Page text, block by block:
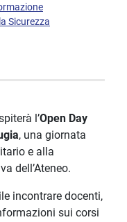
Sicurezza
l’Open Day
, una giornata
e alla
dell’Ateneo.
incontrare docenti,
sui corsi